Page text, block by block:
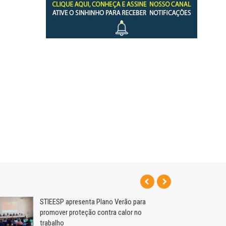
STIEESP apresenta Plano Verão para
promover proteção contra calor no
trabalho